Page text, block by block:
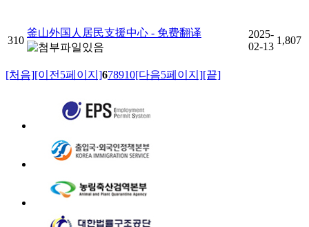
310
釜山外国人居民支援中心 - 免费翻译
2025-
02-13
1,807
[처음][이전5페이지]678910[다음5페이지][끝]